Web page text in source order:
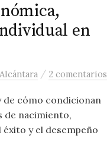
en
/ 2 comentarios
de cómo condicionan
de nacimiento,
y el desempeño